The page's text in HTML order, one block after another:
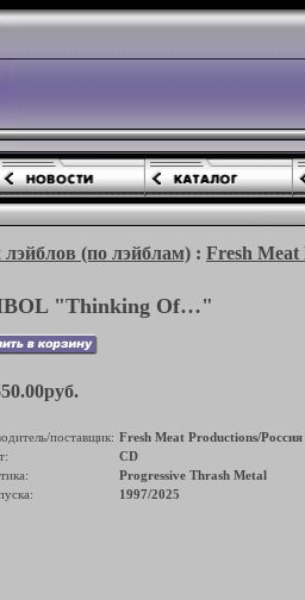
(по лэйблам) : Fresh Meat
"Thinking Of…"
поставщик: Fresh Meat Productions/Россия
CD
Progressive Thrash Metal
1997/2025